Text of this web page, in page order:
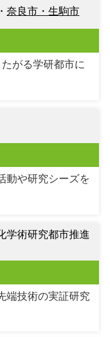
奈良市・生駒市
がる学研都市に
動や研究シーズを
学術研究都市推進
端技術の実証研究